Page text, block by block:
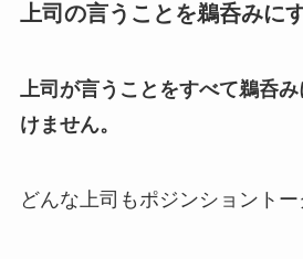
上司の言うことを鵜呑みに
上司が言うことをすべて鵜呑
けません。
どんな上司もポジンショントー